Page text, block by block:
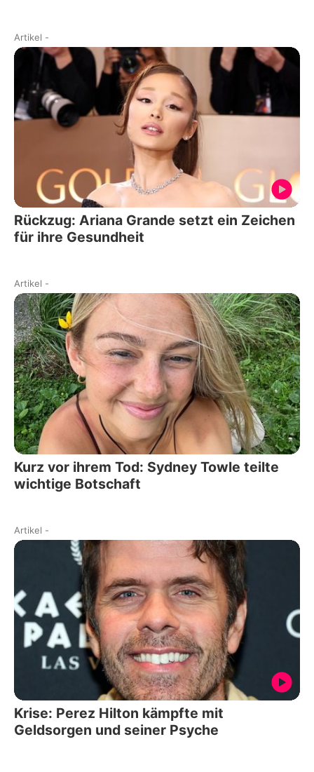
Artikel -
Rückzug: Ariana Grande setzt ein Zeichen
für ihre Gesundheit
Artikel -
Kurz vor ihrem Tod: Sydney Towle teilte
wichtige Botschaft
Artikel -
Krise: Perez Hilton kämpfte mit
Geldsorgen und seiner Psyche